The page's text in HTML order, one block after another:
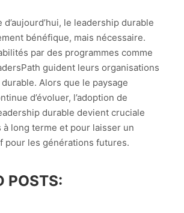
d’aujourd’hui, le leadership durable
bénéfique, mais nécessaire.
par des programmes comme
guident leurs organisations
Alors que le paysage
d’évoluer, l’adoption de
durable devient cruciale
à long terme et pour laisser un
pour les générations futures.
POSTS: